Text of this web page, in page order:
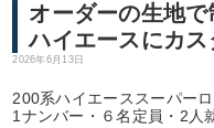
オーダーの生地
ハイエースにカス
2026年6月13日
200系ハイエーススーパー
1ナンバー・６名定員・2人